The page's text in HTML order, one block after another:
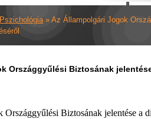
» Az Állampolgári Jogok
Országgyűlési Biztosának
Biztosának jelentése a